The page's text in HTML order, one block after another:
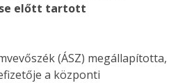
előtt tartott
(ÁSZ) megállapította,
a központi